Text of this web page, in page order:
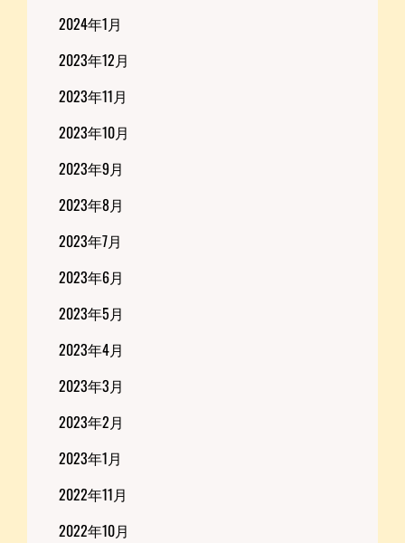
2024年1月
2023年12月
2023年11月
2023年10月
2023年9月
2023年8月
2023年7月
2023年6月
2023年5月
2023年4月
2023年3月
2023年2月
2023年1月
2022年11月
2022年10月